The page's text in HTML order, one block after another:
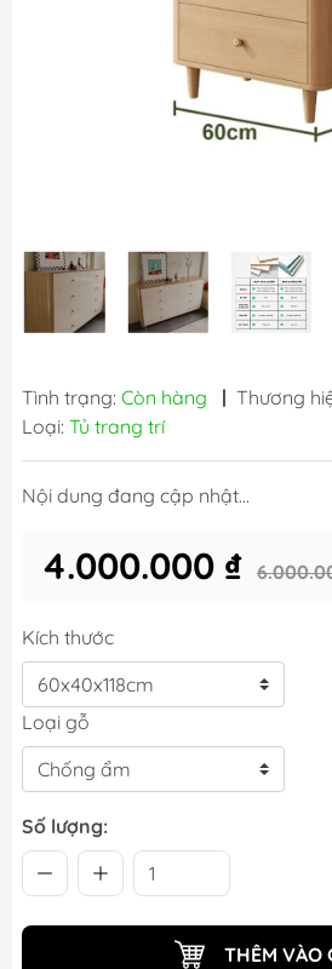
Tình trạng: Còn hàng | Thương
Loại: Tủ trang trí
Nội dung đang cập nhật...
4.000.000 ₫
Kích thước
Loại gỗ
Số lượng:
THÊM VÀO